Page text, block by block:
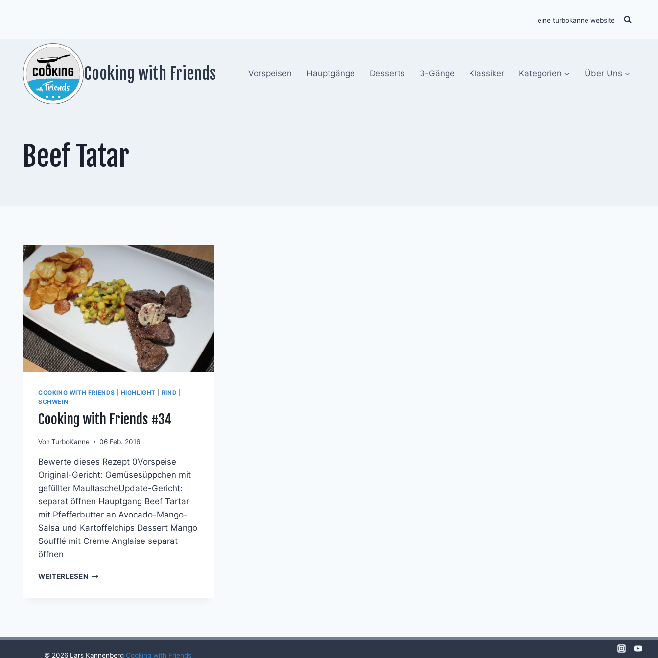
eine turbokanne website
Cooking with Friends Vorspeisen Hauptgänge Desserts 3-Gänge Klassiker Kategorien Über Uns
Beef Tatar
COOKING WITH FRIENDS HIGHLIGHT RIND
SCHWEIN
Cooking with Friends #34
Von TurboKanne 06 Feb. 2016
Bewerte dieses Rezept 0Vorspeise
Original-Gericht: Gemüsesüppchen mit
gefüllter MaultascheUpdate-Gericht:
separat öffnen Hauptgang Beef Tartar
mit Pfefferbutter an Avocado-Mango-
Salsa und Kartoffelchips Dessert Mango
Soufflé mit Crème Anglaise separat
öffnen
WEITERLESEN COOKING
© 2026 Lars Kannenberg Cooking with Friends